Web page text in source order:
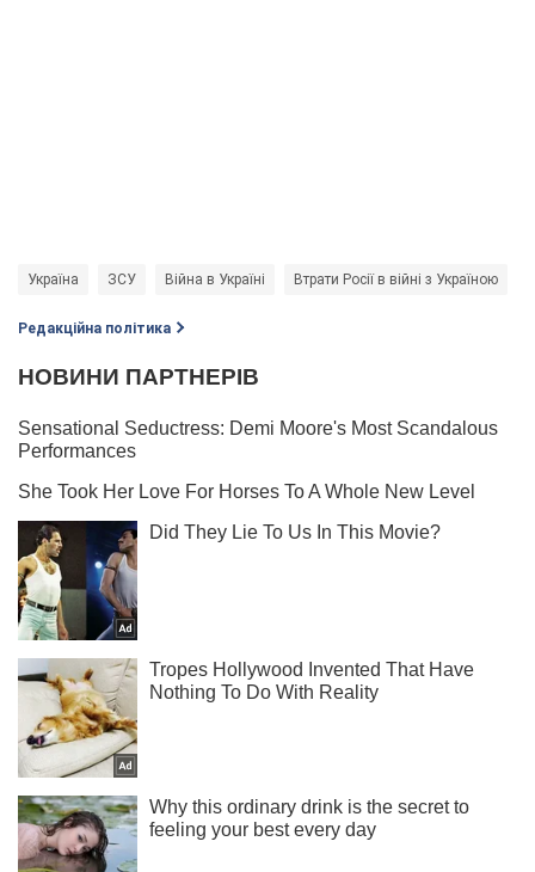
Україна ЗСУ Війна в Україні Втрати Росії в війні з Україною
Редакційна політика